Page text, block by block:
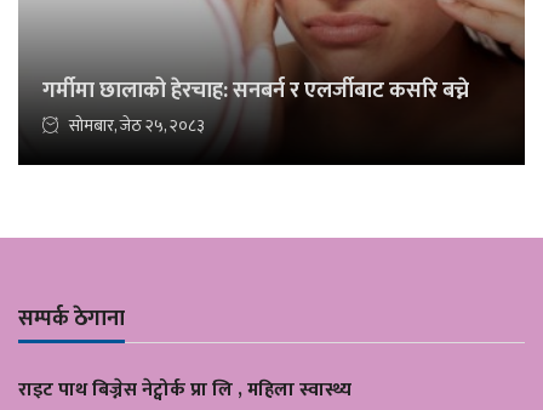
गर्मीमा छालाको हेरचाह: सनबर्न र एलर्जीबाट कसरि बच्ने
सोमबार, जेठ २५, २०८३
सम्पर्क ठेगाना
राइट पाथ बिज्नेस नेट्वोर्क प्रा लि , महिला स्वास्थ्य